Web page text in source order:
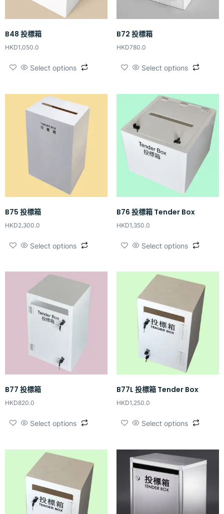
B48 投標箱
HKD1,050.0
Select options
B72 投標箱
HKD780.0
Select options
B75 投標箱
HKD2,300.0
Select options
B76 投標箱 Tender Box
HKD1,350.0
Select options
B77 投標箱
HKD820.0
Select options
B77L 投標箱 Tender Box
HKD1,250.0
Select options